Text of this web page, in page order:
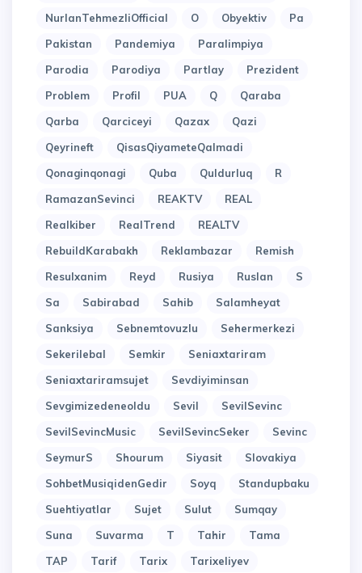
NurlanTehmezliOfficial
O Obyektiv
Pa
Pakistan
Pandemiya
Paralimpiya
Parodia
Parodiya Partlay
Prezident
Problem
Profil PUA Q
Qaraba
Qarba
Qarciceyi Qazax
Qazi
Qeyrineft
QisasQiyameteQalmadi
Qonaginqonagi
Quba Quldurluq
R
RamazanSevinci
REAKTV
REAL
Realkiber
RealTrend
REALTV
RebuildKarabakh
Reklambazar
Remish
Resulxanim
Reyd Rusiya Ruslan
S
Sa
Sabirabad Sahib
Salamheyat
Sanksiya
Sebnemtovuzlu
Sehermerkezi
Sekerilebal
Semkir
Seniaxtariram
Seniaxtariramsujet
Sevdiyiminsan
Sevgimizedeneoldu
Sevil
SevilSevinc
SevilSevincMusic
SevilSevincSeker
Sevinc
SeymurS
Shourum Siyasit
Slovakiya
SohbetMusiqidenGedir
Soyq
Standupbaku
Suehtiyatlar
Sujet Sulut
Sumqay
Suna
Suvarma T Tahir
Tama
TAP
Tarif Tarix
Tarixeliyev